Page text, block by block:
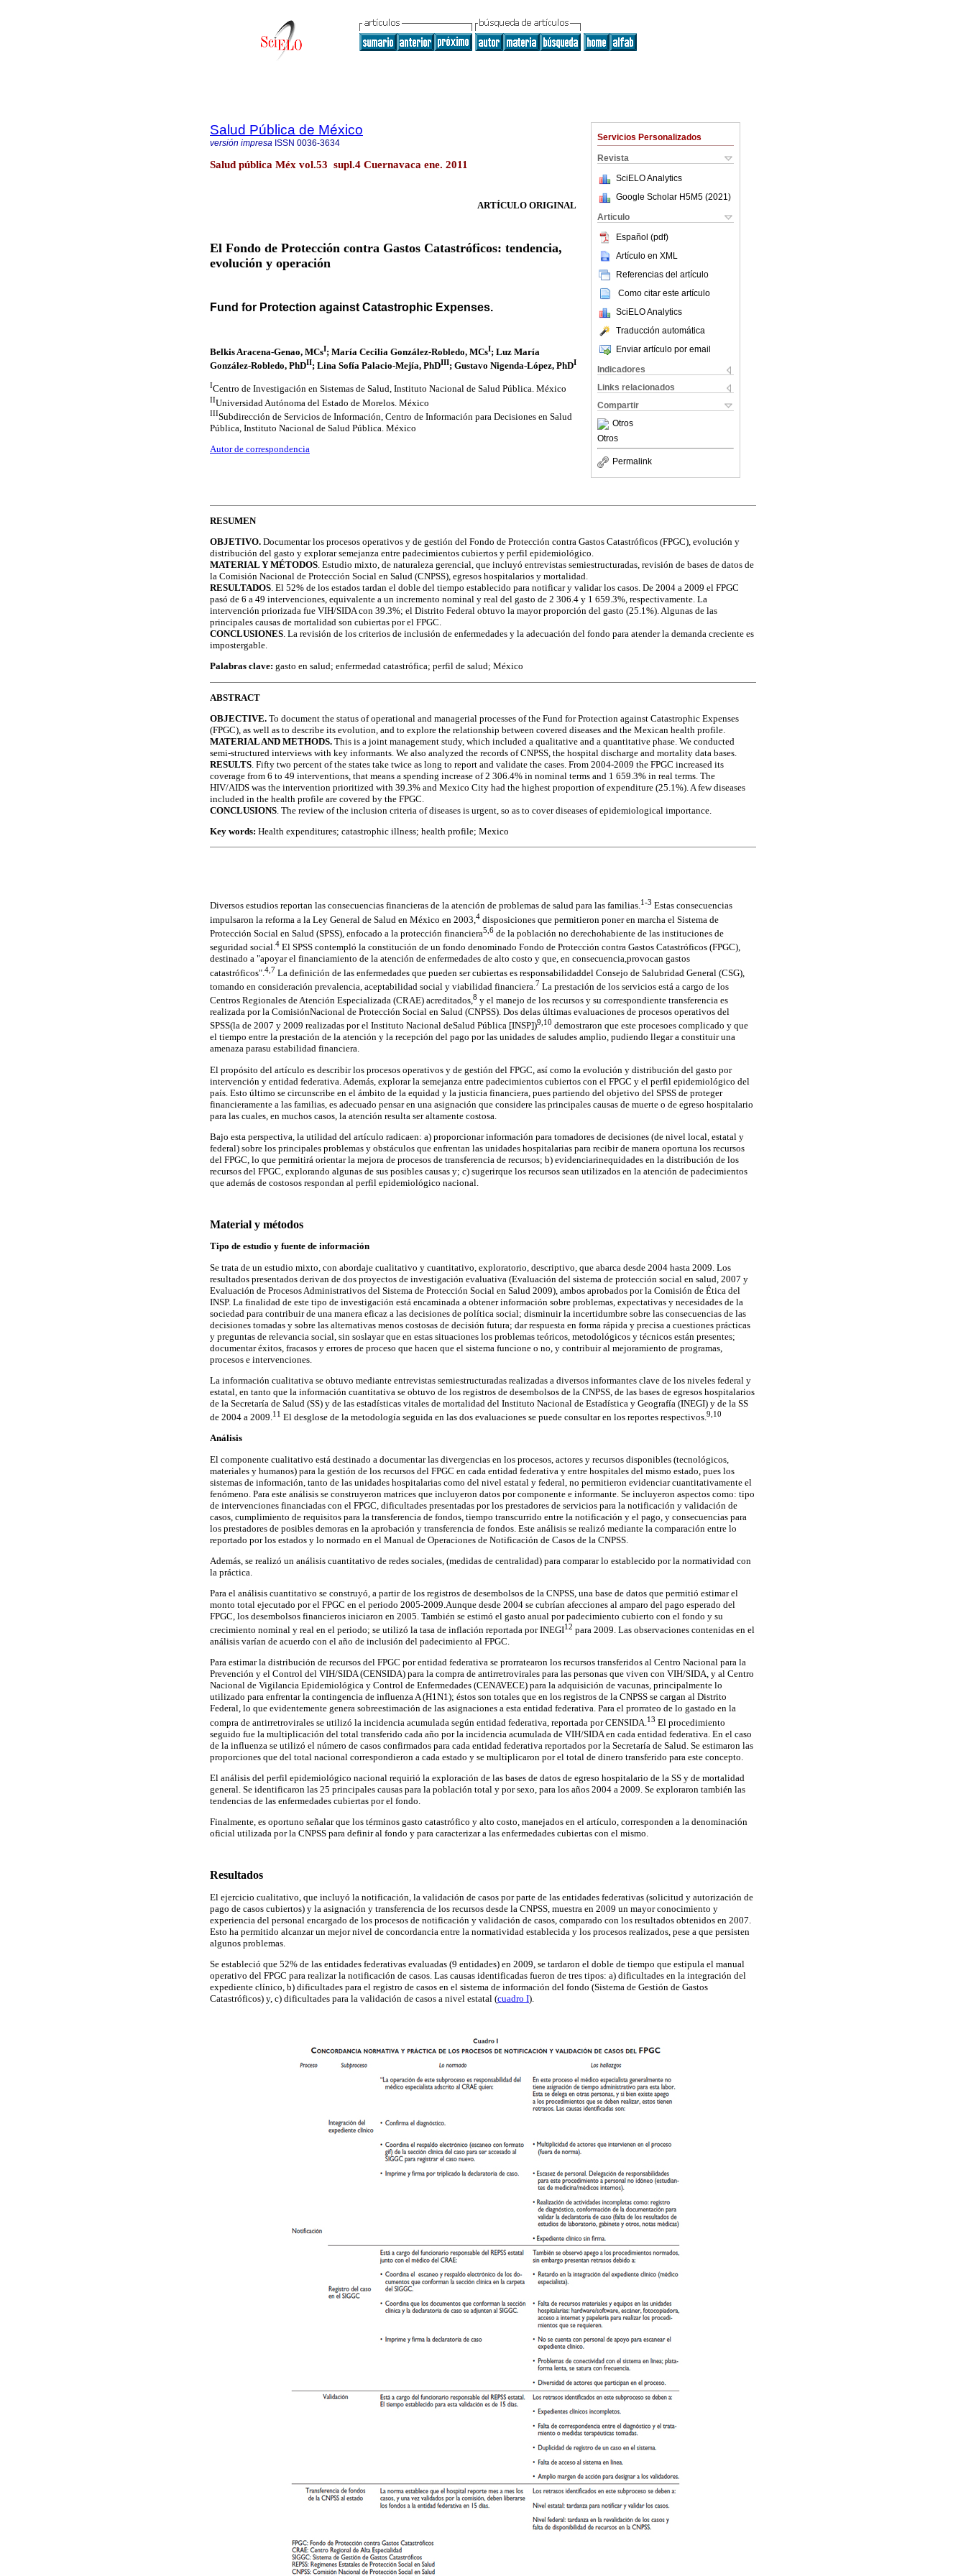
Servicios Personalizados
Revista
SciELO Analytics
Google Scholar H5M5 (2021 )
Articulo
Español (pdf)
Artículo en XML
Referencias del artículo
Como citar este artículo
SciELO Analytics
Traducción automática
Enviar artículo por email
Indicadores
Links relacionados
Compartir
Otros
Otros
Permalink
Salud Pública de México
versión impresa ISSN 0036-3634
Salud pública Méx vol.53 supl.4 Cuernavaca ene. 2011
ARTÍCULO ORIGINAL
El Fondo de Protección contra Gastos Catastróficos: tendencia,
evolución y operación
Fund for Protection against Catastrophic Expenses.
Belkis Aracena-Genao, MCsI; María Cecilia González-Robledo, MCsI; Luz María
González-Robledo, PhDII; Lina Sofía Palacio-Mejía, PhDIII; Gustavo Nigenda-López, PhDI
ICentro de Investigación en Sistemas de Salud, Instituto Nacional de Salud Pública. México
IIUniversidad Autónoma del Estado de Morelos. México
IIISubdirección de Servicios de Información, Centro de Información para Decisiones en Salud
Pública, Instituto Nacional de Salud Pública. México
Autor de correspondencia
RESUMEN
OBJETIVO. Documentar los procesos operativos y de gestión del Fondo de Protección contra Gastos Catastróficos (FPGC), evolución y
distribución del gasto y explorar semejanza entre padecimientos cubiertos y perfil epidemiológico.
MATERIAL Y MÉTODOS. Estudio mixto, de naturaleza gerencial, que incluyó entrevistas semiestructuradas, revisión de bases de datos de
la Comisión Nacional de Protección Social en Salud (CNPSS), egresos hospitalarios y mortalidad.
RESULTADOS. El 52% de los estados tardan el doble del tiempo establecido para notificar y validar los casos. De 2004 a 2009 el FPGC
pasó de 6 a 49 intervenciones, equivalente a un incremento nominal y real del gasto de 2 306.4 y 1 659.3%, respectivamente. La
intervención priorizada fue VIH/SIDA con 39.3%; el Distrito Federal obtuvo la mayor proporción del gasto (25.1%). Algunas de las
principales causas de mortalidad son cubiertas por el FPGC.
CONCLUSIONES. La revisión de los criterios de inclusión de enfermedades y la adecuación del fondo para atender la demanda creciente es
impostergable.
Palabras clave: gasto en salud; enfermedad catastrófica; perfil de salud; México
ABSTRACT
OBJECTIVE. To document the status of operational and managerial processes of the Fund for Protection against Catastrophic Expenses
(FPGC), as well as to describe its evolution, and to explore the relationship between covered diseases and the Mexican health profile.
MATERIAL AND METHODS. This is a joint management study, which included a qualitative and a quantitative phase. We conducted
semi-structured interviews with key informants. We also analyzed the records of CNPSS, the hospital discharge and mortality data bases.
RESULTS . Fifty two percent of the states take twice as long to report and validate the cases. From 2004-2009 the FPGC increased its
coverage from 6 to 49 interventions, that means a spending increase of 2 306.4% in nominal terms and 1 659.3% in real terms. The
HIV/AIDS was the intervention prioritized with 39.3% and Mexico City had the highest proportion of expenditure (25.1%). A few diseases
included in the health profile are covered by the FPGC.
CONCLUSIONS . The review of the inclusion criteria of diseases is urgent, so as to cover diseases of epidemiological importance.
Key words: Health expenditures; catastrophic illness; health profile; Mexico
Diversos estudios reportan las consecuencias financieras de la atención de problemas de salud para las familias.1-3 Estas consecuencias
impulsaron la reforma a la Ley General de Salud en México en 2003, 4 disposiciones que permitieron poner en marcha el Sistema de
Protección Social en Salud (SPSS), enfocado a la protección financiera5,6 de la población no derechohabiente de las instituciones de
seguridad social.4 El SPSS contempló la constitución de un fondo denominado Fondo de Protección contra Gastos Catastróficos (FPGC),
destinado a "apoyar el financiamiento de la atención de enfermedades de alto costo y que, en consecuencia,provocan gastos
catastróficos". 4,7 La definición de las enfermedades que pueden ser cubiertas es responsabilidaddel Consejo de Salubridad General (CSG),
tomando en consideración prevalencia, aceptabilidad social y viabilidad financiera. 7 La prestación de los servicios está a cargo de los
Centros Regionales de Atención Especializada (CRAE) acreditados,8 y el manejo de los recursos y su correspondiente transferencia es
realizada por la ComisiónNacional de Protección Social en Salud (CNPSS). Dos delas últimas evaluaciones de procesos operativos del
SPSS(la de 2007 y 2009 realizadas por el Instituto Nacional deSalud Pública [INSP])9,10 demostraron que este procesoes complicado y que
el tiempo entre la prestación de la atención y la recepción del pago por las unidades de saludes amplio, pudiendo llegar a constituir una
amenaza parasu estabilidad financiera.
El propósito del artículo es describir los procesos operativos y de gestión del FPGC, así como la evolución y distribución del gasto por
intervención y entidad federativa. Además, explorar la semejanza entre padecimientos cubiertos con el FPGC y el perfil epidemiológico del
país. Esto último se circunscribe en el ámbito de la equidad y la justicia financiera, pues partiendo del objetivo del SPSS de proteger
financieramente a las familias, es adecuado pensar en una asignación que considere las principales causas de muerte o de egreso hospitalario
para las cuales, en muchos casos, la atención resulta ser altamente costosa.
Bajo esta perspectiva, la utilidad del artículo radicaen: a) proporcionar información para tomadores de decisiones (de nivel local, estatal y
federal) sobre los principales problemas y obstáculos que enfrentan las unidades hospitalarias para recibir de manera oportuna los recursos
del FPGC, lo que permitirá orientar la mejora de procesos de transferencia de recursos; b) evidenciarinequidades en la distribución de los
recursos del FPGC, explorando algunas de sus posibles causas y; c) sugerirque los recursos sean utilizados en la atención de padecimientos
que además de costosos respondan al perfil epidemiológico nacional.
Material y métodos
Tipo de estudio y fuente de información
Se trata de un estudio mixto, con abordaje cualitativo y cuantitativo, exploratorio, descriptivo, que abarca desde 2004 hasta 2009. Los
resultados presentados derivan de dos proyectos de investigación evaluativa (Evaluación del sistema de protección social en salud, 2007 y
Evaluación de Procesos Administrativos del Sistema de Protección Social en Salud 2009), ambos aprobados por la Comisión de Ética del
INSP. La finalidad de este tipo de investigación está encaminada a obtener información sobre problemas, expectativas y necesidades de la
sociedad para contribuir de una manera eficaz a las decisiones de política social; disminuir la incertidumbre sobre las consecuencias de las
decisiones tomadas y sobre las alternativas menos costosas de decisión futura; dar respuesta en forma rápida y precisa a cuestiones prácticas
y preguntas de relevancia social, sin soslayar que en estas situaciones los problemas teóricos, metodológicos y técnicos están presentes;
documentar éxitos, fracasos y errores de proceso que hacen que el sistema funcione o no, y contribuir al mejoramiento de programas,
procesos e intervenciones.
La información cualitativa se obtuvo mediante entrevistas semiestructuradas realizadas a diversos informantes clave de los niveles federal y
estatal, en tanto que la información cuantitativa se obtuvo de los registros de desembolsos de la CNPSS, de las bases de egresos hospitalarios
de la Secretaría de Salud (SS) y de las estadísticas vitales de mortalidad del Instituto Nacional de Estadística y Geografía (INEGI) y de la SS
de 2004 a 2009.11 El desglose de la metodología seguida en las dos evaluaciones se puede consultar en los reportes respectivos.9,10
Análisis
El componente cualitativo está destinado a documentar las divergencias en los procesos, actores y recursos disponibles (tecnológicos,
materiales y humanos) para la gestión de los recursos del FPGC en cada entidad federativa y entre hospitales del mismo estado, pues los
sistemas de información, tanto de las unidades hospitalarias como del nivel estatal y federal, no permitieron evidenciar cuantitativamente el
fenómeno. Para este análisis se construyeron matrices que incluyeron datos por componente e informante. Se incluyeron aspectos como: tipo
de intervenciones financiadas con el FPGC, dificultades presentadas por los prestadores de servicios para la notificación y validación de
casos, cumplimiento de requisitos para la transferencia de fondos, tiempo transcurrido entre la notificación y el pago, y consecuencias para
los prestadores de posibles demoras en la aprobación y transferencia de fondos. Este análisis se realizó mediante la comparación entre lo
reportado por los estados y lo normado en el Manual de Operaciones de Notificación de Casos de la CNPSS.
Además, se realizó un análisis cuantitativo de redes sociales, (medidas de centralidad) para comparar lo establecido por la normatividad con
la práctica.
Para el análisis cuantitativo se construyó, a partir de los registros de desembolsos de la CNPSS, una base de datos que permitió estimar el
monto total ejecutado por el FPGC en el periodo 2005-2009.Aunque desde 2004 se cubrían afecciones al amparo del pago esperado del
FPGC, los desembolsos financieros iniciaron en 2005. También se estimó el gasto anual por padecimiento cubierto con el fondo y su
crecimiento nominal y real en el periodo; se utilizó la tasa de inflación reportada por INEGI12 para 2009. Las observaciones contenidas en el
análisis varían de acuerdo con el año de inclusión del padecimiento al FPGC.
Para estimar la distribución de recursos del FPGC por entidad federativa se prorratearon los recursos transferidos al Centro Nacional para la
Prevención y el Control del VIH/SIDA (CENSIDA) para la compra de antirretrovirales para las personas que viven con VIH/SIDA, y al Centro
Nacional de Vigilancia Epidemiológica y Control de Enfermedades (CENAVECE) para la adquisición de vacunas, principalmente lo
utilizado para enfrentar la contingencia de influenza A (H1N1); éstos son totales que en los registros de la CNPSS se cargan al Distrito
Federal, lo que evidentemente genera sobreestimación de las asignaciones a esta entidad federativa. Para el prorrateo de lo gastado en la
compra de antirretrovirales se utilizó la incidencia acumulada según entidad federativa, reportada por CENSIDA. 13 El procedimiento
seguido fue la multiplicación del total transferido cada año por la incidencia acumulada de VIH/SIDA en cada entidad federativa. En el caso
de la influenza se utilizó el número de casos confirmados para cada entidad federativa reportados por la Secretaría de Salud. Se estimaron las
proporciones que del total nacional correspondieron a cada estado y se multiplicaron por el total de dinero transferido para este concepto.
El análisis del perfil epidemiológico nacional requirió la exploración de las bases de datos de egreso hospitalario de la SS y de mortalidad
general. Se identificaron las 25 principales causas para la población total y por sexo, para los años 2004 a 2009. Se exploraron también las
tendencias de las enfermedades cubiertas por el fondo.
Finalmente, es oportuno señalar que los términos gasto catastrófico y alto costo, manejados en el artículo, corresponden a la denominación
oficial utilizada por la CNPSS para definir al fondo y para caracterizar a las enfermedades cubiertas con el mismo.
Resultados
El ejercicio cualitativo, que incluyó la notificación, la validación de casos por parte de las entidades federativas (solicitud y autorización de
pago de casos cubiertos) y la asignación y transferencia de los recursos desde la CNPSS, muestra en 2009 un mayor conocimiento y
experiencia del personal encargado de los procesos de notificación y validación de casos, comparado con los resultados obtenidos en 2007.
Esto ha permitido alcanzar un mejor nivel de concordancia entre la normatividad establecida y los procesos realizados, pese a que persisten
algunos problemas.
Se estableció que 52% de las entidades federativas evaluadas (9 entidades) en 2009, se tardaron el doble de tiempo que estipula el manual
operativo del FPGC para realizar la notificación de casos. Las causas identificadas fueron de tres tipos: a) dificultades en la integración del
expediente clínico, b) dificultades para el registro de casos en el sistema de información del fondo (Sistema de Gestión de Gastos
Catastróficos) y, c) dificultades para la validación de casos a nivel estatal (cuadro I).